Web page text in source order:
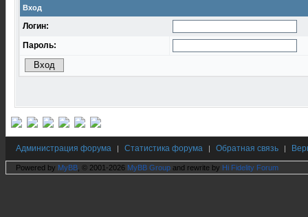
Вход
Логин:
Пароль:
Администрация форума | Статистика форума | Обратная связь |
Powered by MyBB , © 2001-2026 MyBB Group and rewrite by Hi Fidelity Forum